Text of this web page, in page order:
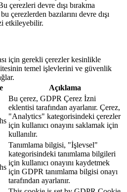
çerezleri devre dışı bırakma
çerezlerden bazılarını devre dışı
etkileyebilir.
için gerekli çerezler kesinlikle
temel işlevlerini ve güvenlik
Açıklama
Bu çerez, GDPR Çerez İzni
eklentisi tarafından ayarlanır. Çerez,
"Analytics" kategorisindeki çerezler
için kullanıcı onayını saklamak için
kullanılır.
Tanımlama bilgisi, "İşlevsel"
kategorisindeki tanımlama bilgileri
için kullanıcı onayını kaydetmek
için GDPR tanımlama bilgisi onayı
tarafından ayarlanır.